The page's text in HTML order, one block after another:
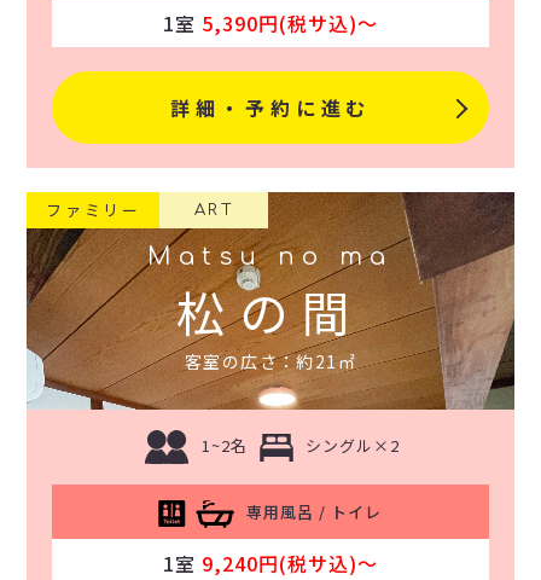
1室 5,390円(税サ込)〜
詳細・予約に進む
Matsu no ma
松の間
客室の広さ：約21㎡
1~2名 シングル×2
専用風呂 / トイレ
1室 9,240円(税サ込)〜
ファミリー ART